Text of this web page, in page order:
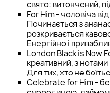
свято: витончений,
For Him - чоловіча
Починається з
розкривається
Енергійно і
London Black is Now
креативний, з нотами
Для тих, хто не
Celebrate for Him -